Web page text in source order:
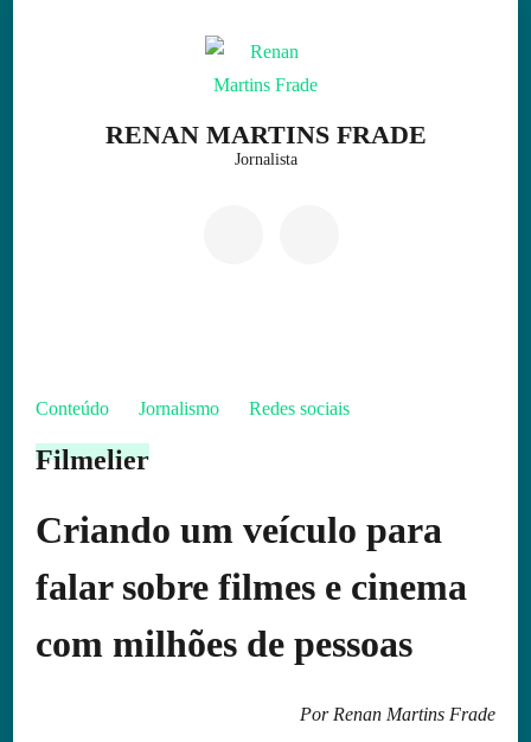
RENAN MARTINS FRADE
Jornalista
Conteúdo Jornalismo Redes sociais
Filmelier
Criando um veículo para
falar sobre filmes e cinema
com milhões de pessoas
Por Renan Martins Frade